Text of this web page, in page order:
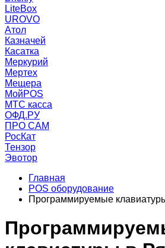
LiteBox
UROVO
Атол
Казначей
Касатка
Меркурий
Мертех
Мещера
МойPOS
МТС касса
ОФД.РУ
ПРО САМ
РосКат
Тензор
Эвотор
Главная
POS оборудование
Программируемые